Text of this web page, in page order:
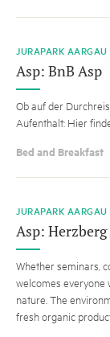
JURAPARK AARGAU
Asp: BnB Asp
Ob auf der
Aufenthalt: Hier
Bed and Breakfast
JURAPARK AARGAU
Asp: Herzberg
Whether seminars,
welcomes everyone
nature. The
fresh organic